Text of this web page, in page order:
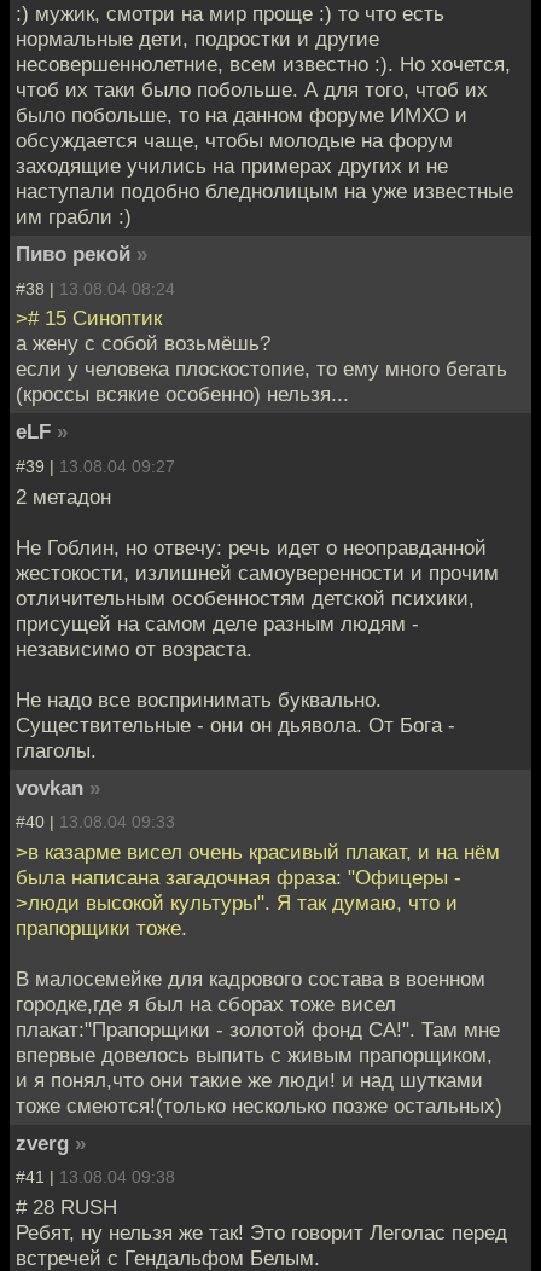
:) мужик, смотри на мир проще :) то что есть
нормальные дети, подростки и другие
несовершеннолетние, всем известно :). Но хочется,
чтоб их таки было побольше. А для того, чтоб их
было побольше, то на данном форуме ИМХО и
обсуждается чаще, чтобы молодые на форум
заходящие учились на примерах других и не
наступали подобно бледнолицым на уже известные
им грабли :)
Пиво рекой »
#38 | 13.08.04 08:24
># 15 Синоптик
а жену с собой возьмёшь?
если у человека плоскостопие, то ему много бегать
(кроссы всякие особенно) нельзя...
eLF »
#39 | 13.08.04 09:27
2 метадон
Не Гоблин, но отвечу: речь идет о неоправданной
жестокости, излишней самоуверенности и прочим
отличительным особенностям детской психики,
присущей на самом деле разным людям -
независимо от возраста.
Не надо все воспринимать буквально.
Существительные - они он дьявола. От Бога -
глаголы.
vovkan »
#40 | 13.08.04 09:33
>в казарме висел очень красивый плакат, и на нём
была написана загадочная фраза: "Офицеры -
>люди высокой культуры". Я так думаю, что и
прапорщики тоже.
В малосемейке для кадрового состава в военном
городке,где я был на сборах тоже висел
плакат:"Прапорщики - золотой фонд СА!". Там мне
впервые довелось выпить с живым прапорщиком,
и я понял,что они такие же люди! и над шутками
тоже смеются!(только несколько позже остальных)
zverg »
#41 | 13.08.04 09:38
# 28 RUSH
Ребят, ну нельзя же так! Это говорит Леголас перед
встречей с Гендальфом Белым.